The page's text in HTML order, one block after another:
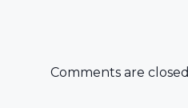
Comments are closed